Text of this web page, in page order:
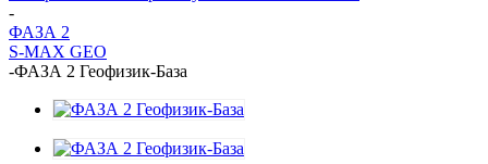
-
ФАЗА 2
S-MAX GEO
-ФАЗА 2 Геофизик-База